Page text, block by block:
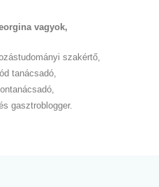
vagyok,
szakértő,
tanácsadó,
gasztroblogger.